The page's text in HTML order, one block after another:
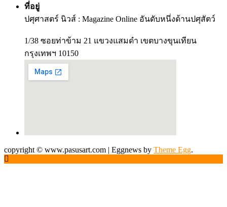
ที่อยู่
ปศุศาสตร์ นิวส์ : Magazine Online อันดับหนึ่งด้านปศุสัตว์
1/38 ซอยท่าข้าม 21 แขวงแสมดำ เขตบางขุนเทียน
กรุงเทพฯ 10150
copyright © www.pasusart.com | Eggnews by Theme Egg.